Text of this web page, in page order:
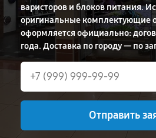
варисторов и блоков питания.
оригинальные комплектующие
оформляется официально:
года. Доставка по городу — по
Отправить